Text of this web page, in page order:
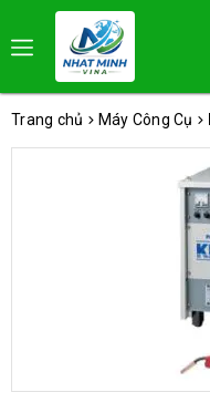
Trang chủ Máy Công Cụ